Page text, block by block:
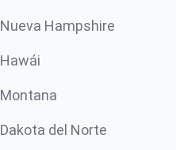
Nueva Hampshire
Hawái
Montana
Dakota del Norte